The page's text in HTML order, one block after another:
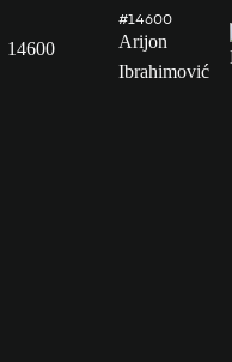
14600
#14600
Arijon
Ibrahimović